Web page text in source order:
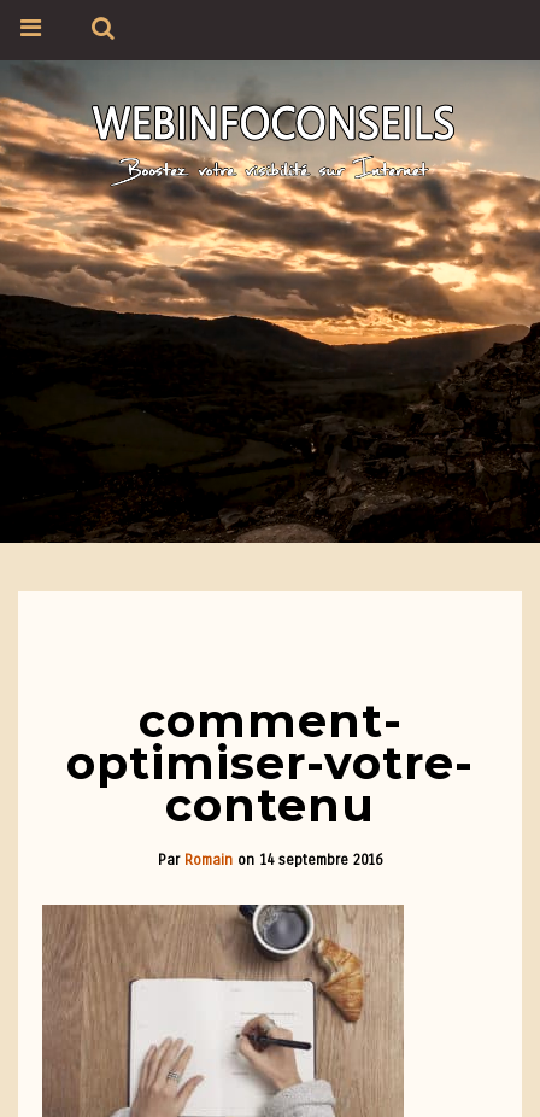
comment-
optimiser-votre-
contenu
Par Romain on 14 septembre 2016